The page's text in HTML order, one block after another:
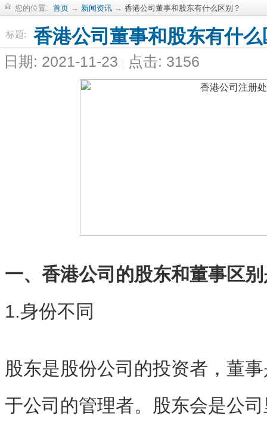
您的位置: 首页 → 新闻资讯 → 香港公司董事和股东有什么区别？
标题: 香港公司董事和股东有什
日期: 2021-11-23 点击: 3156
一、香港公司的股东和董事区
1.身份不同
股东是股份公司的投资者，董
于公司的管理者。股东会是公